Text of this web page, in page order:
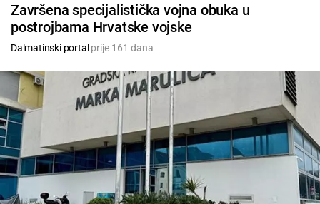
Završena specijalistička vojna obuka u
postrojbama Hrvatske vojske
Dalmatinski portal prije 161 dana